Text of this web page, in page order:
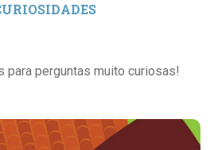
para perguntas muito curiosas!